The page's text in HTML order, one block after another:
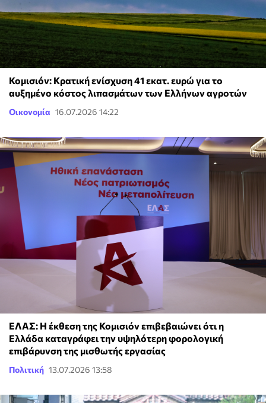
Κομισιόν: Κρατική ενίσχυση 41 εκατ. ευρώ για το
αυξημένο κόστος λιπασμάτων των Ελλήνων αγροτών
Οικονομία 16.07.2026 14:22
ΕΛΑΣ: Η έκθεση της Κομισιόν επιβεβαιώνει ότι η
Ελλάδα καταγράφει την υψηλότερη φορολογική
επιβάρυνση της μισθωτής εργασίας
Πολιτική 13.07.2026 13:58